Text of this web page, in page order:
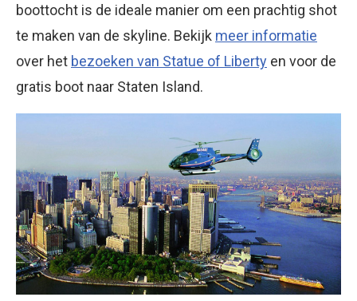
boottocht is de ideale manier om een prachtig shot
te maken van de skyline. Bekijk meer informatie
over het bezoeken van Statue of Liberty en voor de
gratis boot naar Staten Island.